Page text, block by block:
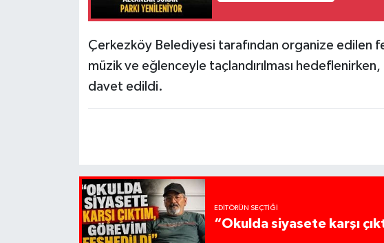
Çerkezköy Belediyesi tarafından organize edilen
müzik ve eğlenceyle taçlandırılması
davet edildi.
EDITÖRÜN SEÇTIĞI
“Okulda siyasete karşı